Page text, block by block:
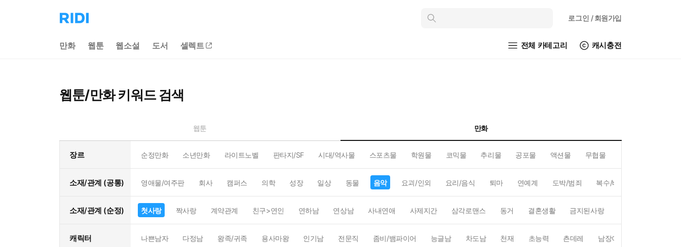
리
디
으
인
로그인 / 회원가입
만화 웹툰 웹소설 도서 셀렉트 전체 카테고리 캐시충전
웹툰/만화 키워드 검색
웹툰 만화
장르 순정만화 소년만화 라이트노벨 판타지/SF 시대/역사물 스포츠물 학원물 코믹물 추리물 공포물 액션물 무협물
소재/관계 (공통) 영애물/여주판 회사 캠퍼스 의학 성장 일상 동물 음악 요괴/인외 요리/음식 퇴마 연예계 도박/범죄 복수/배신
소재/관계 (순정) 첫사랑 짝사랑 계약관계 친구>연인 연하남 연상남 사내연애 사제지간 삼각로맨스 동거 결혼생활 금지된사랑
캐릭터 나쁜남자 다정남 왕족/귀족 용사마왕 인기남 전문직 좀비/뱀파이어 능글남 차도남 천재 초능력 츤데레 남장여자